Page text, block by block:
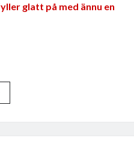
glatt på med ännu en